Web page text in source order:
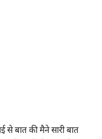
से बात की मैने सारी बात